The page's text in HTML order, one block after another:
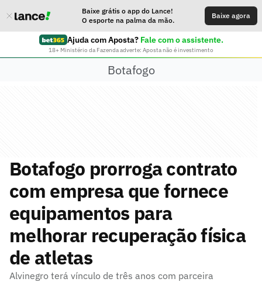
Baixe grátis o app do Lance!
O esporte na palma da mão.
Baixe agora
Ajuda com Aposta? Fale com o assistente.
18+ Ministério da Fazenda adverte: Aposta não é investimento
Botafogo
Botafogo prorroga contrato
com empresa que fornece
equipamentos para
melhorar recuperação física
de atletas
Alvinegro terá vínculo de três anos com parceira